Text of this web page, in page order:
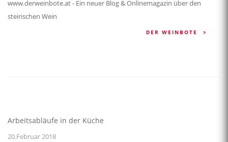
www.derweinbote.at - Ein neuer Blog & Onlinemagazin über den
steirischen Wein
DER WEINBOTE
Arbeitsabläufe in der Küche
20.Februar 2018